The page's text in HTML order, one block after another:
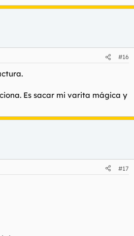
#16
Es sacar mi varita mágica y
#17